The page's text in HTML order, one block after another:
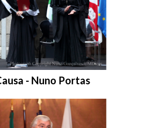
- Nuno Portas